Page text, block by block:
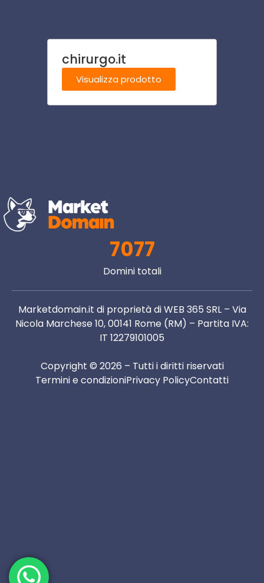
chirurgo.it
Visualizza prodotto
7077
Domini totali
Marketdomain.it di proprietà di WEB 365 SRL – Via
Nicola Marchese 10, 00141 Rome (RM) – Partita IVA:
IT 12279101005
Copyright © 2026 – Tutti i diritti riservati
Termini e condizioniPrivacy PolicyContatti